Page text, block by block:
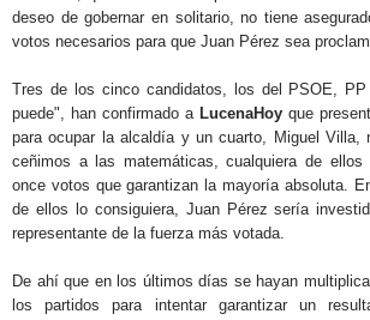
deseo de gobernar en solitario, no tiene
votos necesarios para que Juan Pérez sea
Tres de los cinco candidatos, los del PSOE,
puede", han confirmado a LucenaHoy que
para ocupar la alcaldía y un cuarto, Miguel Villa,
ceñimos a las matemáticas, cualquiera de
once votos que garantizan la mayoría absoluta.
de ellos lo consiguiera, Juan Pérez sería
representante de la fuerza más votada.
De ahí que en los últimos días se hayan
los partidos para intentar garantizar un